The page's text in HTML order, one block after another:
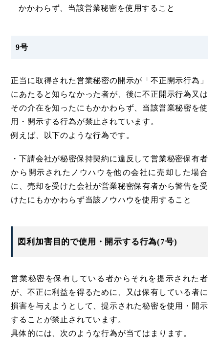
かかわらず、当該営業秘密を使用すること
9号
正当に取得された営業秘密の開示が「不正開示行為」
にあたると知らなかった者が、後に不正開示行為又は
その介在を知ったにもかかわらず、当該営業秘密を使
用・開示する行為が禁止されています。
例えば、以下のような行為です。
・下請会社が秘密保持契約に違反して営業秘密保有者
から開示されたノウハウを他の会社に売却した場合
に、売却を受けた会社が営業秘密保有者から警告を受
けたにもかかわらず当該ノウハウを使用すること
図利加害目的で使用・開示する行為(7号)
営業秘密を保有している者からそれを提示された者
が、不正に利益を得るために、又は保有している者に
損害を与えようとして、提示された秘密を使用・開示
することが禁止されています。
具体的には、次のような行為が当てはまります。